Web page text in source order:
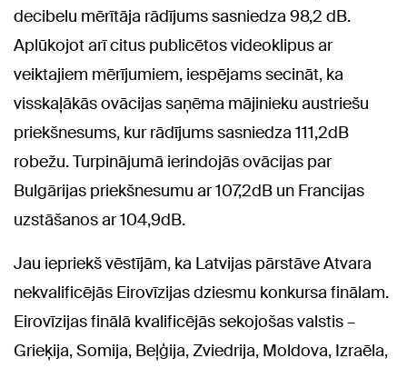
decibelu mērītāja rādījums sasniedza 98,2 dB.
Aplūkojot arī citus publicētos videoklipus ar
veiktajiem mērījumiem, iespējams secināt, ka
visskaļākās ovācijas saņēma mājinieku austriešu
priekšnesums, kur rādījums sasniedza 111,2dB
robežu. Turpinājumā ierindojās ovācijas par
Bulgārijas priekšnesumu ar 107,2dB un Francijas
uzstāšanos ar 104,9dB.
Jau iepriekš vēstījām, ka Latvijas pārstāve Atvara
nekvalificējās Eirovīzijas dziesmu konkursa finālam.
Eirovīzijas finālā kvalificējās sekojošas valstis –
Grieķija, Somija, Beļģija, Zviedrija, Moldova, Izraēla,